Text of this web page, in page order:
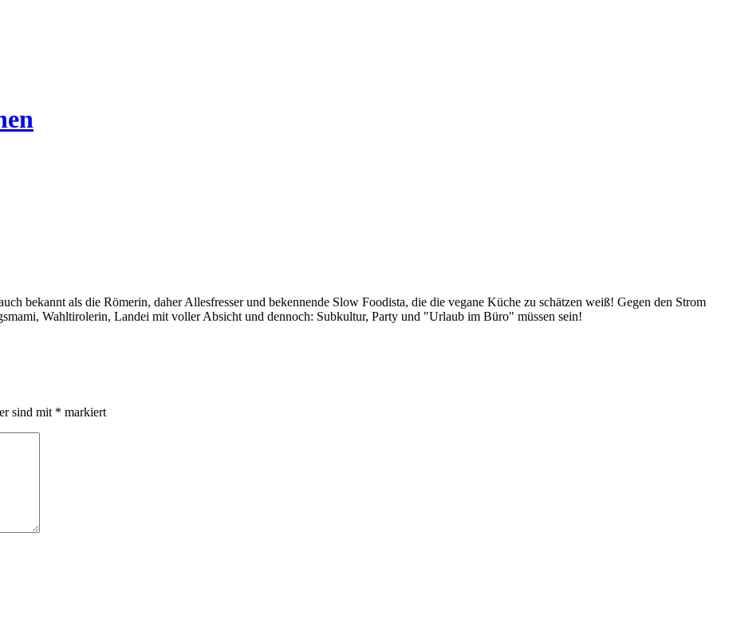
bekannt als die Römerin, daher Allesfresser und bekennende Slow Foodista, die die vegane Küche zu schätzen weiß! Gegen den Strom
Wahltirolerin, Landei mit voller Absicht und dennoch: Subkultur, Party und "Urlaub im Büro" müssen sein!
sind mit * markiert